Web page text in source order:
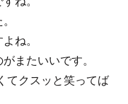
ね。
またいいです。
てクスッと笑ってば